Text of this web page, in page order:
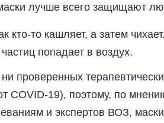
лучше всего защищают
кто-то кашляет, а затем
попадает в воздух.
проверенных
COVID-19), поэтому, по
и экспертов ВОЗ,